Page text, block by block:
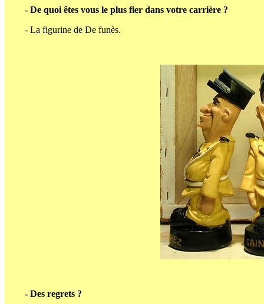
- De quoi êtes vous le plus fier dans votre carrière ?
- La figurine de De funès.
- Des regrets ?